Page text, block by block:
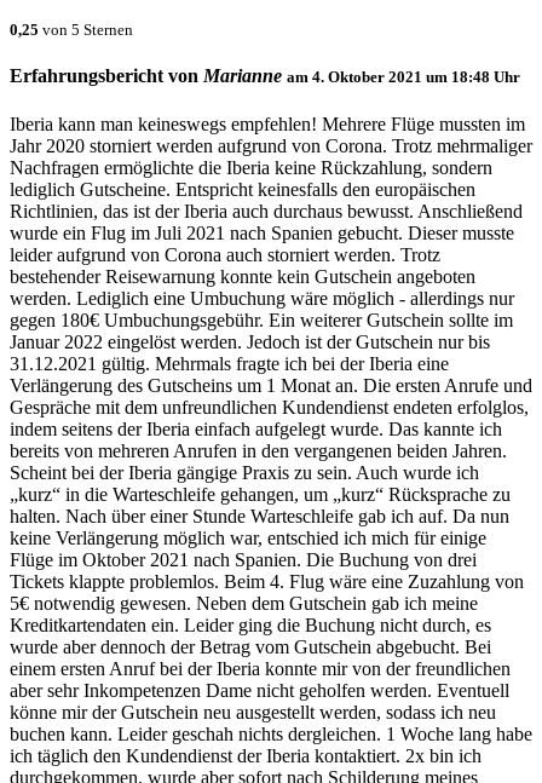
0,25 von 5 Sternen
Erfahrungsbericht von Marianne am 4. Oktober 2021 um 18:48 Uhr
Iberia kann man keineswegs empfehlen! Mehrere Flüge mussten im
Jahr 2020 storniert werden aufgrund von Corona. Trotz mehrmaliger
Nachfragen ermöglichte die Iberia keine Rückzahlung, sondern
lediglich Gutscheine. Entspricht keinesfalls den europäischen
Richtlinien, das ist der Iberia auch durchaus bewusst. Anschließend
wurde ein Flug im Juli 2021 nach Spanien gebucht. Dieser musste
leider aufgrund von Corona auch storniert werden. Trotz
bestehender Reisewarnung konnte kein Gutschein angeboten
werden. Lediglich eine Umbuchung wäre möglich - allerdings nur
gegen 180€ Umbuchungsgebühr. Ein weiterer Gutschein sollte im
Januar 2022 eingelöst werden. Jedoch ist der Gutschein nur bis
31.12.2021 gültig. Mehrmals fragte ich bei der Iberia eine
Verlängerung des Gutscheins um 1 Monat an. Die ersten Anrufe und
Gespräche mit dem unfreundlichen Kundendienst endeten erfolglos,
indem seitens der Iberia einfach aufgelegt wurde. Das kannte ich
bereits von mehreren Anrufen in den vergangenen beiden Jahren.
Scheint bei der Iberia gängige Praxis zu sein. Auch wurde ich
„kurz“ in die Warteschleife gehangen, um „kurz“ Rücksprache zu
halten. Nach über einer Stunde Warteschleife gab ich auf. Da nun
keine Verlängerung möglich war, entschied ich mich für einige
Flüge im Oktober 2021 nach Spanien. Die Buchung von drei
Tickets klappte problemlos. Beim 4. Flug wäre eine Zuzahlung von
5€ notwendig gewesen. Neben dem Gutschein gab ich meine
Kreditkartendaten ein. Leider ging die Buchung nicht durch, es
wurde aber dennoch der Betrag vom Gutschein abgebucht. Bei
einem ersten Anruf bei der Iberia konnte mir von der freundlichen
aber sehr Inkompetenzen Dame nicht geholfen werden. Eventuell
könne mir der Gutschein neu ausgestellt werden, sodass ich neu
buchen kann. Leider geschah nichts dergleichen. 1 Woche lang habe
ich täglich den Kundendienst der Iberia kontaktiert. 2x bin ich
durchgekommen, wurde aber sofort nach Schilderung meines